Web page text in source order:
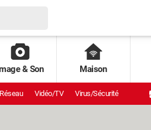
& Son Maison
Réseau Vidéo/TV Virus/Sécurité